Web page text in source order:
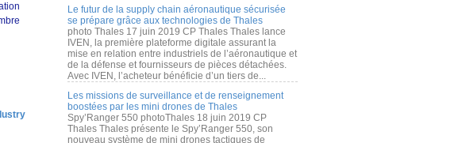
Le futur de la supply chain aéronautique sécurisée
se prépare grâce aux technologies de Thales
photo Thales 17 juin 2019 CP Thales Thales lance
IVEN, la première plateforme digitale assurant la
mise en relation entre industriels de l’aéronautique et
de la défense et fournisseurs de pièces détachées.
Avec IVEN, l’acheteur bénéficie d’un tiers de...
Les missions de surveillance et de renseignement
boostées par les mini drones de Thales
Spy’Ranger 550 photoThales 18 juin 2019 CP
Thales Thales présente le Spy’Ranger 550, son
nouveau système de mini drones tactiques de